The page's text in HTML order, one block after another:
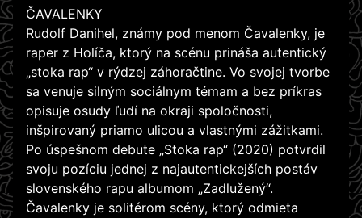
ČAVALENKY
Rudolf Danihel, známy pod menom Čavalenky, je
raper z Holíča, ktorý na scénu prináša autentický
„stoka rap“ v rýdzej záhoračtine. Vo svojej tvorbe
sa venuje silným sociálnym témam a bez príkras
opisuje osudy ľudí na okraji spoločnosti,
inšpirovaný priamo ulicou a vlastnými zážitkami.
Po úspešnom debute „Stoka rap“ (2020) potvrdil
svoju pozíciu jednej z najautentickejších postáv
slovenského rapu albumom „Zadlužený“.
Čavalenky je solitérom scény, ktorý odmieta